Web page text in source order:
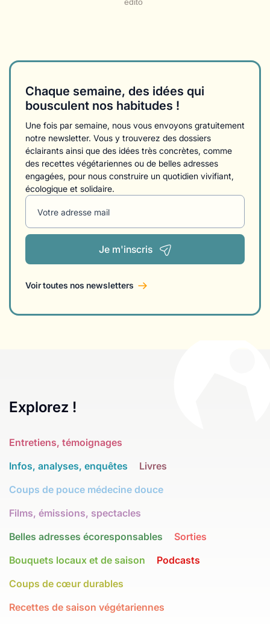
Chaque semaine, des idées qui
bousculent nos habitudes !
Une fois par semaine, nous vous envoyons gratuitement
notre newsletter. Vous y trouverez des dossiers
éclairants ainsi que des idées très concrètes, comme
des recettes végétariennes ou de belles adresses
engagées, pour nous construire un quotidien vivifiant,
écologique et solidaire.
Votre adresse mail
Je m'inscris
Voir toutes nos newsletters
Explorez !
Entretiens, témoignages
Infos, analyses, enquêtes
Livres
Coups de pouce médecine douce
Films, émissions, spectacles
Belles adresses écoresponsables
Sorties
Bouquets locaux et de saison
Podcasts
Coups de cœur durables
Recettes de saison végétariennes